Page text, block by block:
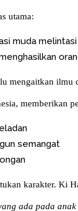
utama:
muda
mengaitkan
memberikan
semangat
karakter. Ki
ada pada